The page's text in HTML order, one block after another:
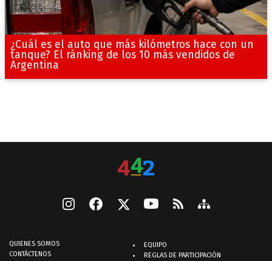
¿Cuál es el auto que más kilómetros hace con un
tanque? El ránking de los 10 más vendidos de
Argentina
QUIENES SOMOS
CONTÁCTENOS
EQUIPO
REGLAS DE PARTICIPACIÓN